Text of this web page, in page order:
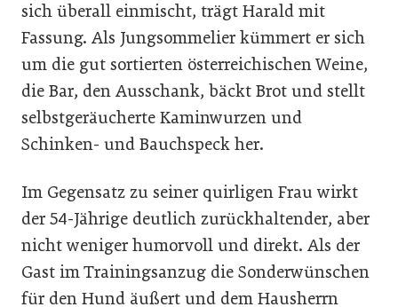
sich überall einmischt, trägt Harald mit
Fassung. Als Jungsommelier kümmert er sich
um die gut sortierten österreichischen Weine,
die Bar, den Ausschank, bäckt Brot und stellt
selbstgeräucherte Kaminwurzen und
Schinken- und Bauchspeck her.
Im Gegensatz zu seiner quirligen Frau wirkt
der 54-Jährige deutlich zurückhaltender, aber
nicht weniger humorvoll und direkt. Als der
Gast im Trainingsanzug die Sonderwünschen
für den Hund äußert und dem Hausherrn